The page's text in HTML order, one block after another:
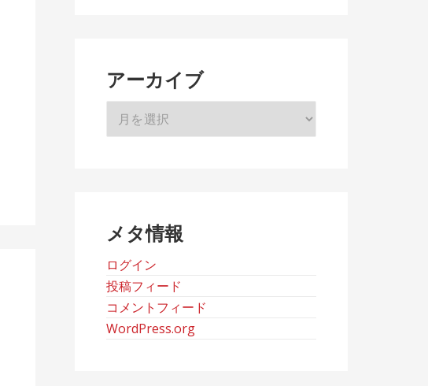
アーカイブ
メタ情報
ログイン
投稿フィード
コメントフィード
WordPress.org